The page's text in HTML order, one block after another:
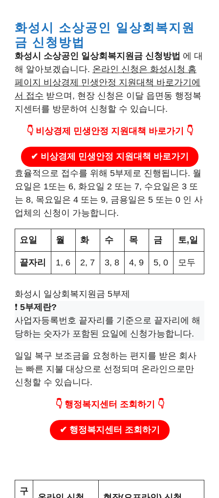
화성시 소상공인 일상회복지원
금 신청방법
화성시 소상공인 일상회복지원금 신청방법 에 대
해 알아보겠습니다. 온라인 신청은 화성시청 홈
페이지 비상경제 민생안정 지원대책 바로가기에
서 접수 받으며, 현장 신청은 이달 읍면동 행정복
지센터를 방문하여 신청할 수 있습니다.
👇 비상경제 민생안정 지원대책 바로가기 👇
✔ 비상경제 민생안정 지원대책 바로가기
효율적으로 접수를 위해 5부제로 진행됩니다. 월
요일은 1또는 6, 화요일 2 또는 7, 수요일은 3 또
는 8, 목요일은 4 또는 9, 금용일은 5 또는 0 인 사
업체의 신청이 가능합니다.
요일 월 화 수 목 금 토,일
끝자리 1, 6 2, 7 3, 8 4, 9 5, 0 모두
화성시 일상회복지원금 5부제
❗ 5부제란?
사업자등록번호 끝자리를 기준으로 끝자리에 해
당하는 숫자가 포함된 요일에 신청가능합니다.
일일 복구 보조금을 요청하는 편지를 받은 회사
는 빠른 지불 대상으로 선정되며 온라인으로만
신청할 수 있습니다.
👇 행정복지센터 조회하기 👇
✔ 행정복지센터 조회 하기
구